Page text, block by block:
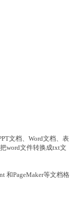
文档、Word文档、表
word文件转换成txt文
和PageMaker等文档格